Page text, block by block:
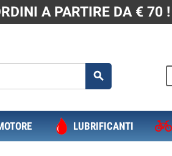
A PARTIRE DA € 70 !
search
LUBRIFICANTI